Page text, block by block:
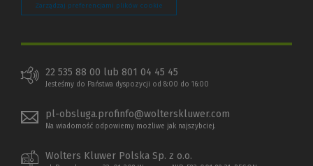
Zarządzaj preferencjami plików cookie
22 535 88 00 lub 801 04 45 45
Jesteśmy do Państwa dyspozycji od 8:00 do 16:00
pl-obsluga.profinfo@wolterskluwer.com
Na wiadomość odpowiemy możliwe jak najszybciej.
Wolters Kluwer Polska Sp. z o.o.